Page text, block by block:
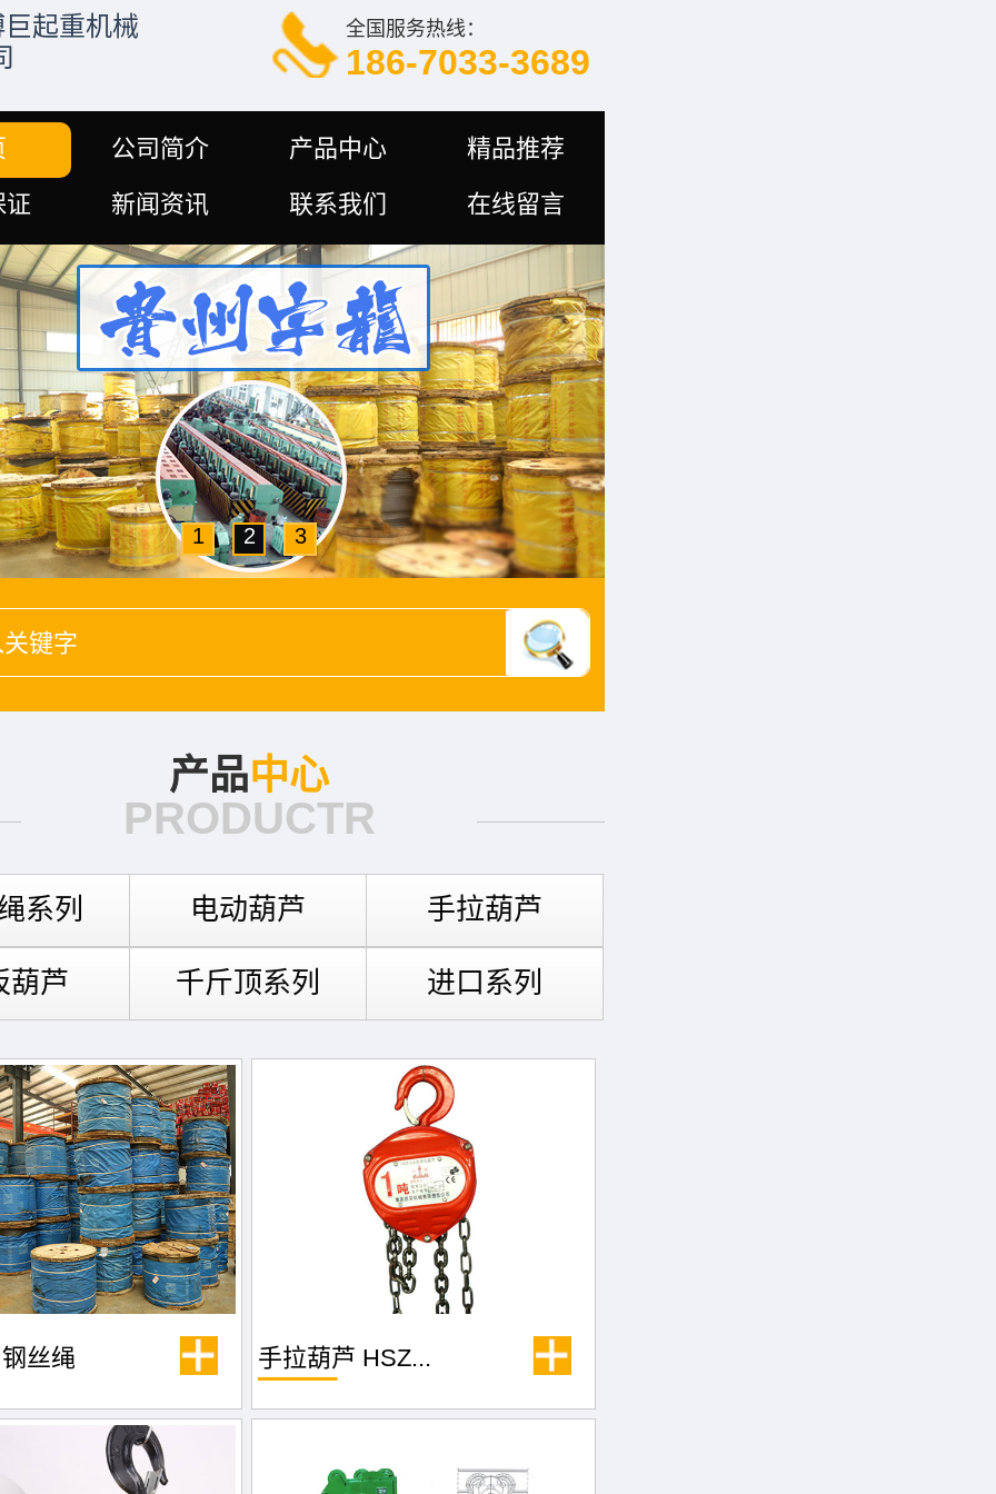
全国服务热线：
186-7033-3689
公司简介 产品中心
精品推荐
证
新闻资讯 联系我们 在线留言
1 2 3
产品中心
PRODUCTR
系列 电动葫芦 手拉葫芦
葫芦 千斤顶系列 进口系列
丝绳 手拉葫芦 HSZ...